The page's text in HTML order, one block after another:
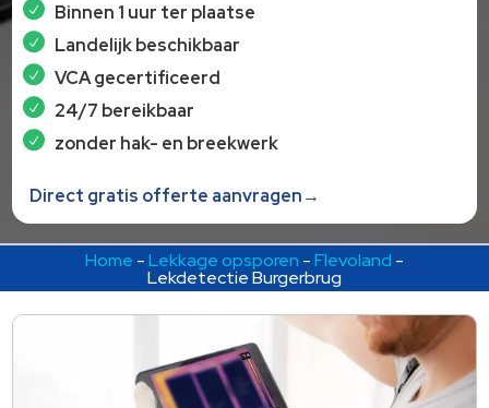
Binnen 1 uur ter plaatse
Landelijk beschikbaar
VCA gecertificeerd
24/7 bereikbaar
zonder hak- en breekwerk
Direct gratis offerte aanvragen→
Home -Lekkage opsporen -Flevoland -
Lekdetectie Burgerbrug